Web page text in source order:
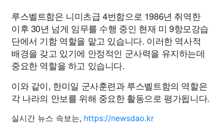
루스벨트함은 니미츠급 4번함으로 1986년 취역한
이후 30년 넘게 임무를 수행 중인 현재 미 9항모강습
단에서 기함 역할을 맡고 있습니다. 이러한 역사적
배경을 갖고 있기에 안정적인 군사력을 유지하는데
중요한 역할을 하고 있습니다.
이와 같이, 한미일 군사훈련과 루스벨트함의 역할은
각 나라의 안보를 위해 중요한 활동으로 평가됩니다.
실시간 뉴스 속보는, https://newsdao.kr